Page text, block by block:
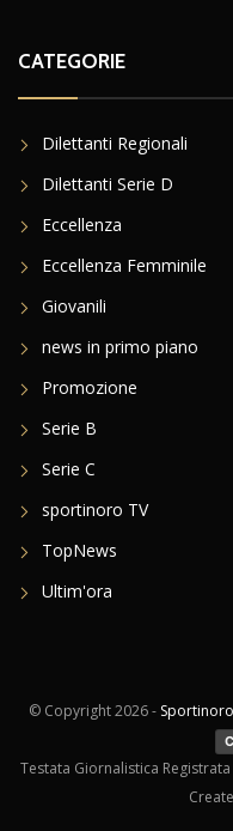
CATEGORIE
Dilettanti Regionali
Dilettanti Serie D
Eccellenza
Eccellenza Femminile
Giovanili
news in primo piano
Promozione
Serie B
Serie C
sportinoro TV
TopNews
Ultim'ora
© Copyright2026 - Sportinoro
Testata Giornalistica